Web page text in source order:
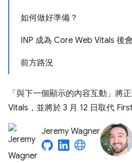
如何做好準備？
INP 成為 Core Web Vitals 後
前方路況
「與下一個顯示的內容互動」將
Vitals，並將於 3 月 12 日取代
Jeremy Wagner